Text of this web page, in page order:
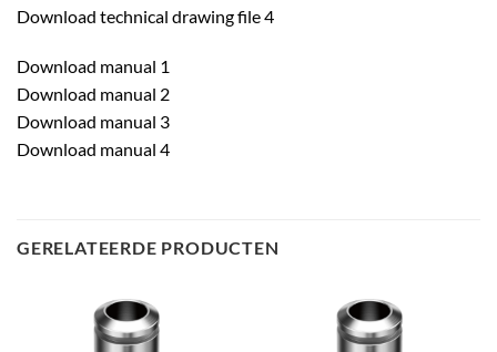
Download technical drawing file 4
Download manual 1
Download manual 2
Download manual 3
Download manual 4
GERELATEERDE PRODUCTEN